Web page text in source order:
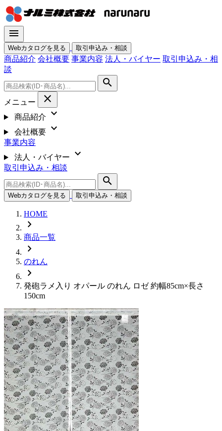
menu
Webカタログを見る 取引申込み・相談
商品紹介 会社概要 事業内容 法人・バイヤー 取引申込み・相
談
search
メニュー close
商品紹介 expand_more
会社概要 expand_more
事業内容
法人・バイヤー
expand_more
取引申込み・相談
search
Webカタログを見る 取引申込み・相談
HOME
chevron_right
商品一覧
chevron_right
のれん
chevron_right
発砲ラメ入り オパール のれん ロゼ 約幅85cm×長さ
150cm